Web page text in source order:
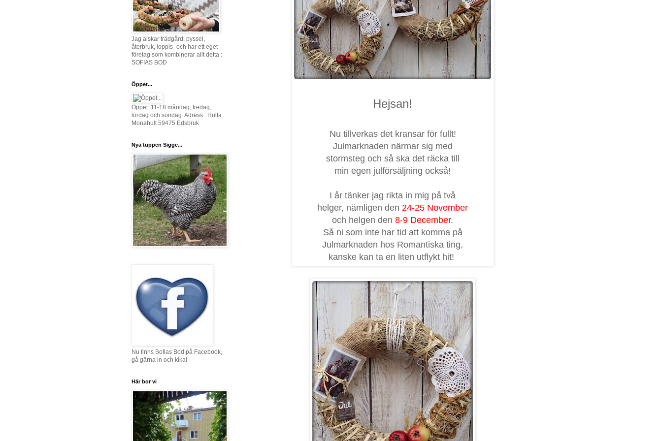
Hejsan!
Nu tillverkas det kransar för fullt!
Julmarknaden närmar sig med
stormsteg och så ska det räcka till
min egen julförsäljning också!
I år tänker jag rikta in mig på två
helger, nämligen den 24-25 November
och helgen den 8-9 December.
Så ni som inte har tid att komma på
Julmarknaden hos Romantiska ting,
kanske kan ta en liten utflykt hit!
Jag älskar trädgård, pyssel,
återbruk, loppis- och har ett eget
företag som kombinerar allt detta :
SOFIAS BOD
Öppet...
Öppet: 11-18 måndag, fredag,
lördag och söndag. Adress : Hulta
Monahult 59475 Edsbruk
Nya tuppen Sigge...
Nu finns Sofias Bod på Facebook,
gå gärna in och kika!
Här bor vi